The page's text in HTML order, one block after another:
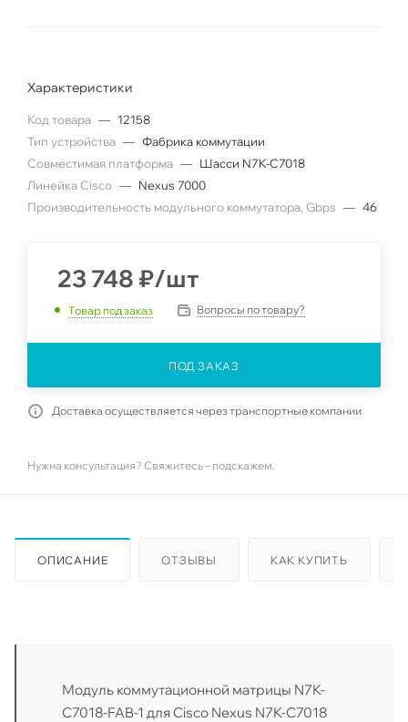
Характеристики
Код товара — 12158
Тип устройства — Фабрика коммутации
Совместимая платформа — Шасси N7K-C7018
Линейка Cisco — Nexus 7000
Производительность модульного коммутатора, Gbps — 46
23 748 ₽/шт
Товар под заказ Вопросы по товару?
ПОД ЗАКАЗ
Доставка осуществляется через транспортные компании
Нужна консультация? Свяжитесь – подскажем.
ОПИСАНИЕ ОТЗЫВЫ КАК КУПИТЬ
Модуль коммутационной матрицы N7K-
C7018-FAB-1 для Cisco Nexus N7K-C7018